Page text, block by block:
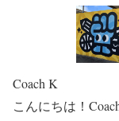
Coach K
こんにちは！